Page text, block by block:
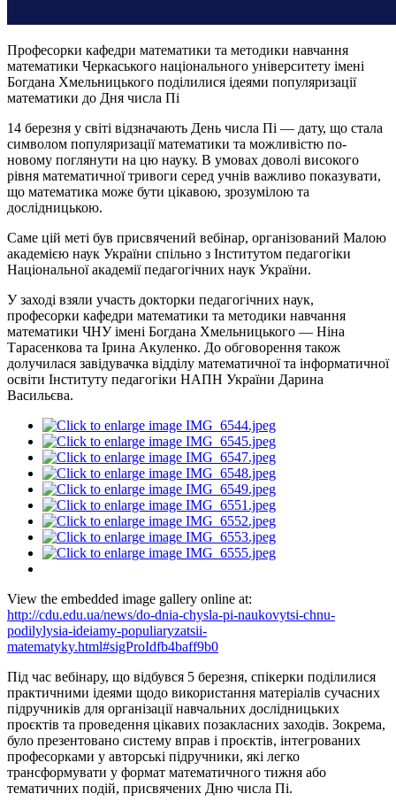
Професорки кафедри математики та методики навчання
математики Черкаського національного університету імені
Богдана Хмельницького поділилися ідеями популяризації
математики до Дня числа Пі
14 березня у світі відзначають День числа Пі — дату, що стала
символом популяризації математики та можливістю по-
новому поглянути на цю науку. В умовах доволі високого
рівня математичної тривоги серед учнів важливо показувати,
що математика може бути цікавою, зрозумілою та
дослідницькою.
Саме цій меті був присвячений вебінар, організований Малою
академією наук України спільно з Інститутом педагогіки
Національної академії педагогічних наук України.
У заході взяли участь докторки педагогічних наук,
професорки кафедри математики та методики навчання
математики ЧНУ імені Богдана Хмельницького — Ніна
Тарасенкова та Ірина Акуленко. До обговорення також
долучилася завідувачка відділу математичної та інформатичної
освіти Інституту педагогіки НАПН України Дарина
Васильєва.
View the embedded image gallery online at:
http://cdu.edu.ua/news/do-dnia-chysla-pi-naukovytsi-chnu-
podilylysia-ideiamy-populiaryzatsii-
matematyky.html#sigProIdfb4baff9b0
Під час вебінару, що відбувся 5 березня, спікерки поділилися
практичними ідеями щодо використання матеріалів сучасних
підручників для організації навчальних дослідницьких
проєктів та проведення цікавих позакласних заходів. Зокрема,
було презентовано систему вправ і проєктів, інтегрованих
професорками у авторські підручники, які легко
трансформувати у формат математичного тижня або
тематичних подій, присвячених Дню числа Пі.